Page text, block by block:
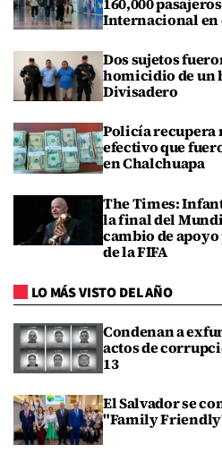
Internacional en
Dos sujetos
homicidio de un
Divisadero
Policía recupera
efectivo que
en Chalchuapa
The Times:
la final del
cambio de
de la FIFA
LO MÁS VISTO DEL AÑO
Condenan a
actos de
13
El Salvador se
"Family